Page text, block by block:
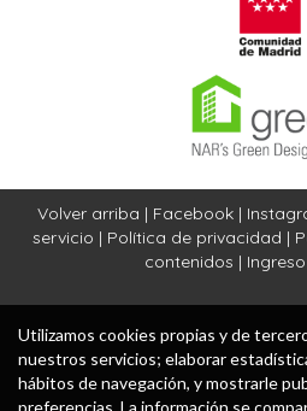
Volver arriba | Facebook|
servicio | Política de privacidad |
contenidos |
Utilizamos cookies propias y de
nuestros servicios; elaborar
hábitos de navegación, y mostrarle
preferencias. La información se